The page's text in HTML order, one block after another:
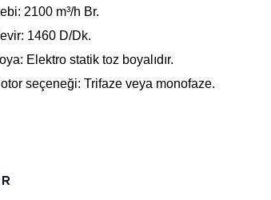
2100 m³/h Br.
1460 D/Dk.
Elektro statik toz boyalıdır.
seçeneği: Trifaze veya monofaze.